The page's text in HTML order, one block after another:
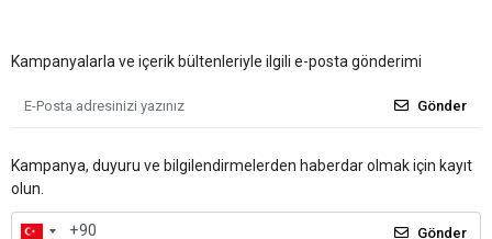
Kampanyalarla ve içerik bültenleriyle ilgili e-posta gönderimi
Gönder
Kampanya, duyuru ve bilgilendirmelerden haberdar olmak için kayıt
olun.
Gönder